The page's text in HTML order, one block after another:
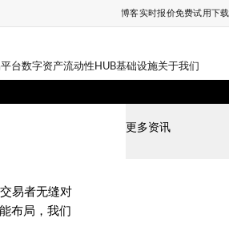
博客实时报价免费试用下载
台数字资产流动性HUB基础设施关于我们
易者无缝对
布局，我们
更多资讯